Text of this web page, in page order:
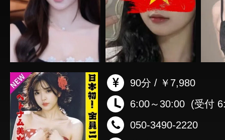
90分 / ￥7,980
6:00～30:00 (受付
050-3490-2220